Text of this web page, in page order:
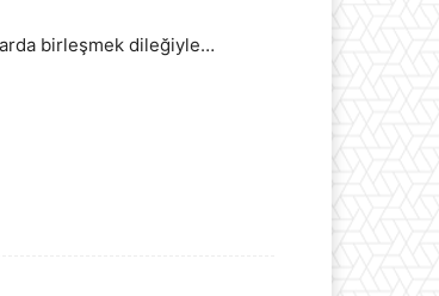
birleşmek dileğiyle…